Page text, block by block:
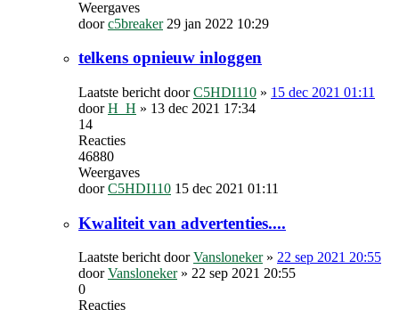
Weergaves
doorc5breaker 29 jan 2022 10:29
telkens opnieuw inloggen
Laatste bericht doorC5HDI110 » 15 dec 2021 01:11
doorH_H » 13 dec 2021 17:34
14
Reacties
46880
Weergaves
doorC5HDI110 15 dec 2021 01:11
Kwaliteit van advertenties....
Laatste bericht doorVansloneker» 22 sep 2021 20:55
doorVansloneker» 22 sep 2021 20:55
0
Reacties